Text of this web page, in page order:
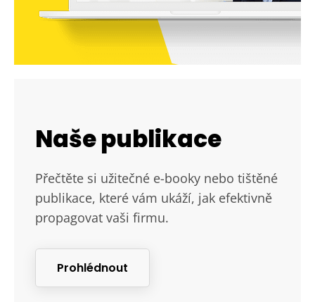
Naše publikace
Přečtěte si užitečné e-booky nebo tištěné
publikace, které vám ukáží, jak efektivně
propagovat vaši firmu.
Prohlédnout